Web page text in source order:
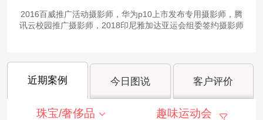
2016百威推广活动摄影师，华为p10上市发布专用摄影师，腾
讯云校园推广摄影师，2018印尼雅加达亚运会组委签约摄影师
近期案例 今日图说 客户评价
珠宝/奢侈品 趣味运动会